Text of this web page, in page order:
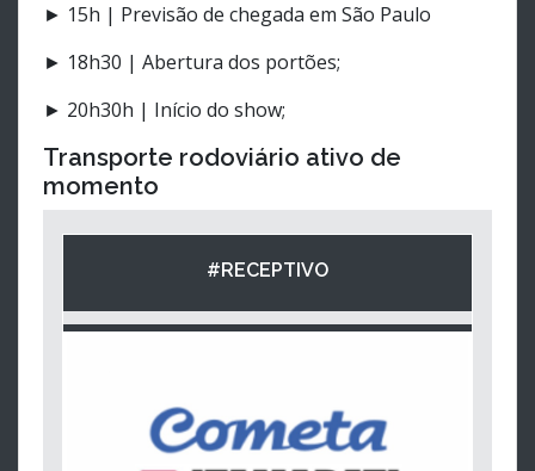
► 15h | Previsão de chegada em São Paulo
► 18h30 | Abertura dos portões;
► 20h30h | Início do show;
Transporte rodoviário ativo de
momento
#RECEPTIVO